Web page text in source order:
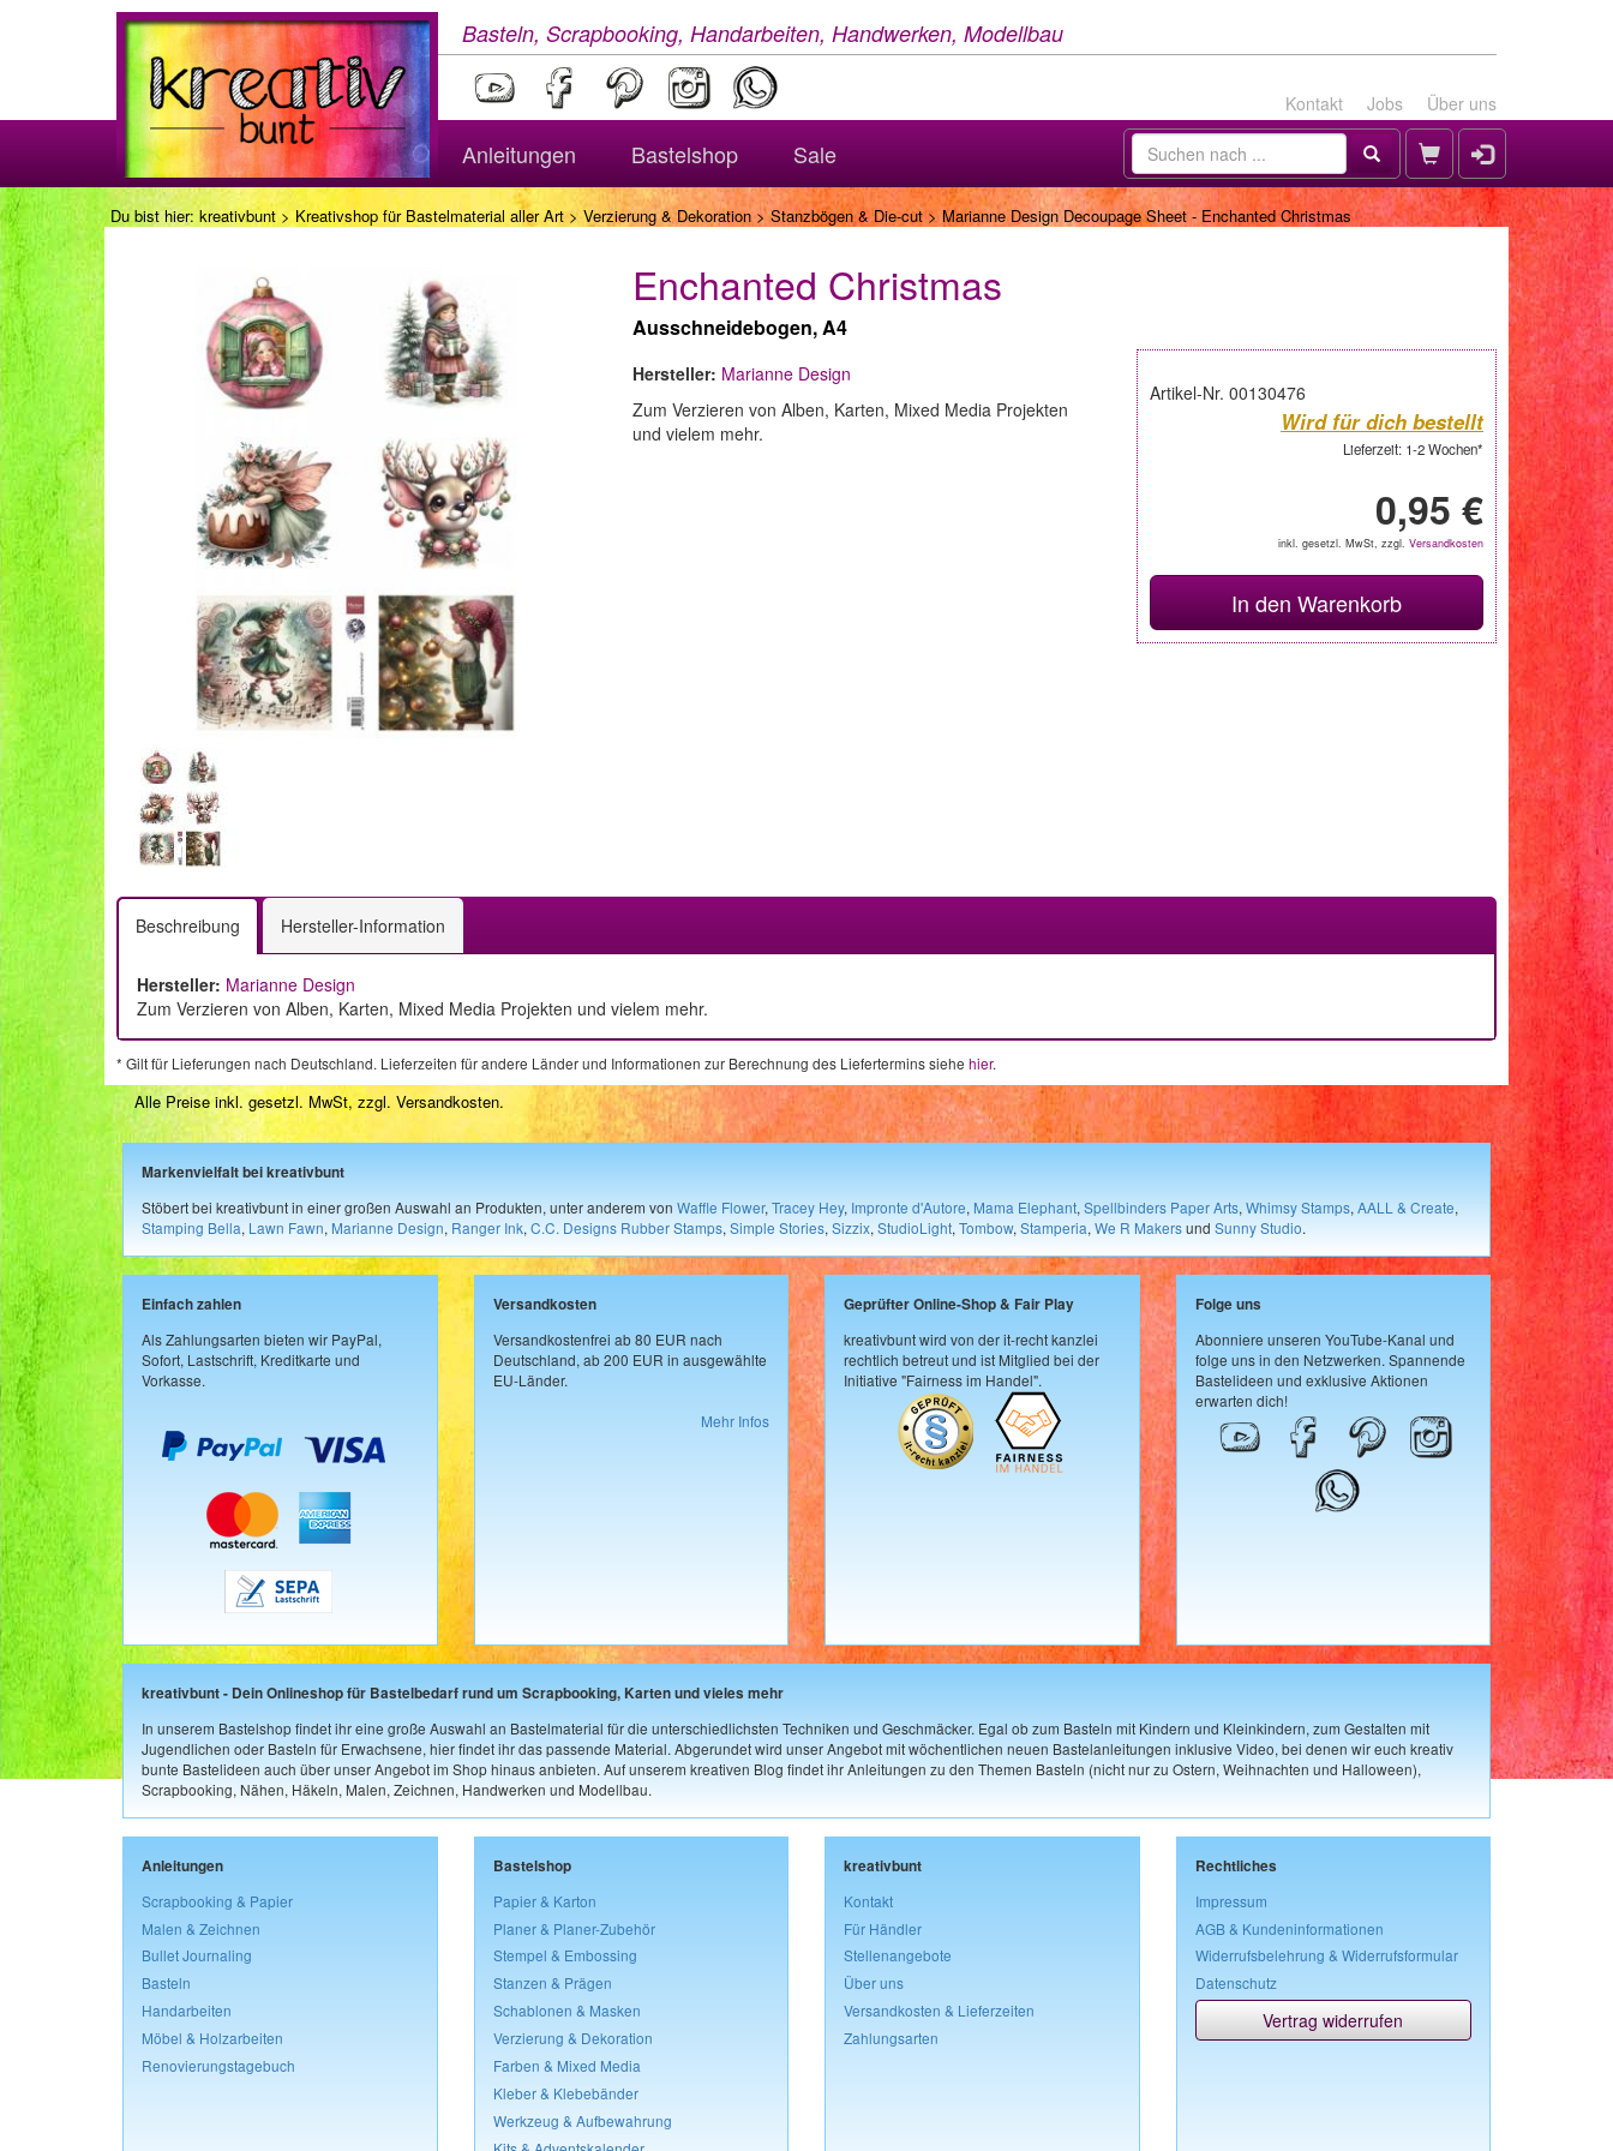
Basteln, Scrapbooking, Handarbeiten, Handwerken, Modellbau
Kontakt Jobs Über uns
Anleitungen Bastelshop Sale
Du bist hier: kreativbunt > Kreativshop für Bastelmaterial aller Art> Verzierung & Dekoration>Stanzbögen & Die-cut> Marianne Design Decoupage Sheet - Enchanted Christmas
Enchanted Christmas
Ausschneidebogen, A4
Artikel-Nr. 00130476
Wird für dich bestellt
Lieferzeit: 1-2 Wochen*
0,95 €
inkl. gesetzl. MwSt, zzgl. Versandkosten
In den Warenkorb
Hersteller: Marianne Design
Zum Verzieren von Alben, Karten, Mixed Media Projekten
und vielem mehr.
Beschreibung Hersteller-Information
Hersteller: Marianne Design
Zum Verzieren von Alben, Karten, Mixed Media Projekten und vielem mehr.
* Gilt für Lieferungen nach Deutschland. Lieferzeiten für andere Länder und Informationen zur Berechnung des Liefertermins siehe hier.
Alle Preise inkl. gesetzl. MwSt, zzgl. Versandkosten.
Markenvielfalt bei kreativbunt
Stöbert bei kreativbunt in einer großen Auswahl an Produkten, unter anderem von Waffle Flower, Tracey Hey, Impronte d'Autore, Mama Elephant, Spellbinders Paper Arts, Whimsy Stamps, AALL & Create,
Stamping Bella, Lawn Fawn, Marianne Design, Ranger Ink, C.C. Designs Rubber Stamps, Simple Stories, Sizzix, StudioLight, Tombow, Stamperia, We R Makersund Sunny Studio.
Einfach zahlen
Als Zahlungsarten bieten wir PayPal,
Sofort, Lastschrift, Kreditkarte und
Vorkasse.
Versandkosten
Versandkostenfrei ab 80 EUR nach
Deutschland, ab 200 EUR in ausgewählte
EU-Länder.
Mehr Infos
Geprüfter Online-Shop & Fair Play
kreativbunt wird von der it-recht kanzlei
rechtlich betreut und ist Mitglied bei der
Initiative "Fairness im Handel".
Folge uns
Abonniere unseren YouTube-Kanal und
folge uns in den Netzwerken. Spannende
Bastelideen und exklusive Aktionen
erwarten dich!
kreativbunt - Dein Onlineshop für Bastelbedarf rund um Scrapbooking, Karten und vieles mehr
In unserem Bastelshop findet ihr eine große Auswahl an Bastelmaterial für die unterschiedlichsten Techniken und Geschmäcker. Egal ob zum Basteln mit Kindern und Kleinkindern, zum Gestalten mit
Jugendlichen oder Basteln für Erwachsene, hier findet ihr das passende Material. Abgerundet wird unser Angebot mit wöchentlichen neuen Bastelanleitungen inklusive Video, bei denen wir euch kreativ
bunte Bastelideen auch über unser Angebot im Shop hinaus anbieten. Auf unserem kreativen Blog findet ihr Anleitungen zu den Themen Basteln (nicht nur zu Ostern, Weihnachten und Halloween),
Scrapbooking, Nähen, Häkeln, Malen, Zeichnen, Handwerken und Modellbau.
Anleitungen
Scrapbooking & Papier
Malen & Zeichnen
Bullet Journaling
Basteln
Handarbeiten
Möbel & Holzarbeiten
Renovierungstagebuch
Bastelshop
Papier & Karton
Planer & Planer-Zubehör
Stempel & Embossing
Stanzen & Prägen
Schablonen & Masken
Verzierung & Dekoration
Farben & Mixed Media
Kleber & Klebebänder
Werkzeug & Aufbewahrung
kreativbunt
Kontakt
Für Händler
Stellenangebote
Über uns
Versandkosten & Lieferzeiten
Zahlungsarten
Rechtliches
Impressum
AGB & Kundeninformationen
Widerrufsbelehrung & Widerrufsformular
Datenschutz
Vertrag widerrufen